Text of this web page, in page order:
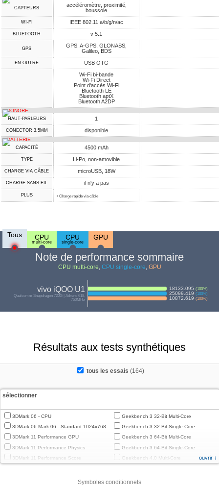
CAPTEURS
accéléromètre, proximité,
boussole
WI-FI IEEE 802.11 a/b/g/n/ac
BLUETOOTH v 5.1
GPS
GPS, A-GPS, GLONASS,
Galileo, BDS
EN OUTRE
USB OTG
Wi-Fi bi-bande
Wi-Fi Direct
Point d'accès Wi-Fi
Bluetooth LE
Bluetooth aptX
Bluetooth A2DP
SONORE
HAUT-PARLEURS 1
CONECTOR 3,5MM disponible
BATTERIE
CAPACITÉ 4500 mAh
TYPE Li-Po, non-amovible
CHARGE VIA CÂBLE microUSB, 18W
CHARGE SANS FIL il n'y a pas
PLUS • Charge rapide via câble
Tous CPU
multi-core
CPU
single-core
GPU
Note de performance sommaire
CPU multi-core, CPU single-core, GPU
vivo iQOO U1
Qualcomm Snapdragon 720G | Adreno 618,
750MHz
18133.095 (100%)
25099.419 (100%)
10872.619 (100%)
Résultats aux tests synthétiques
tous les essais (164)
sélectionner
3DMark 06 - CPU
3DMark 06 Mark 06 - Standard 1024x768
3DMark 11 Performance GPU
3DMark 11 Performance Physics
3DMark 11 Performance Score
Geekbench 3 32-Bit Multi-Core
Geekbench 3 32-Bit Single-Core
Geekbench 3 64-Bit Multi-Core
Geekbench 3 64-Bit Single-Core
Geekbench 4.0 Multi-Core
Geekbench 4.4 Multi-Core
ouvrir ↓
Symboles conditionnels